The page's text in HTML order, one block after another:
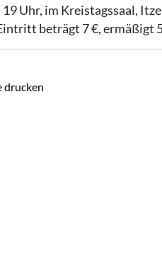
19 Uhr, im Kreistagssaal,
beträgt 7 €, ermäßigt
drucken